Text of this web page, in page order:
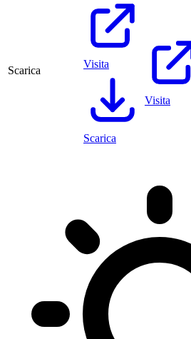
Scarica
Visita
Scarica
Visita